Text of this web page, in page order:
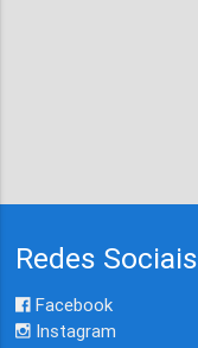
Redes Sociais
Facebook
Instagram